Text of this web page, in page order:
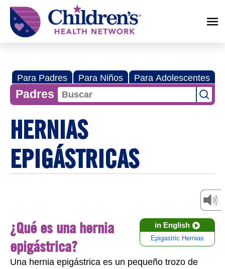
Children's
Health
Network
Para Padres Para Niños Para Adolescentes
Padres
HERNIAS
EPIGÁSTRICAS
in English
Epigastric Hernias
¿Qué es una hernia
epigástrica?
Una hernia epigástrica es un pequeño trozo de